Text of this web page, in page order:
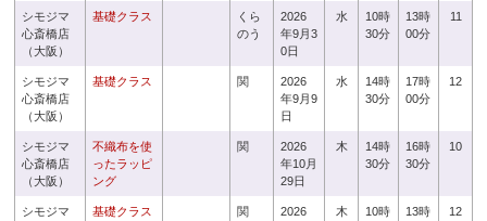
シモジマ
心斎橋店
（大阪）
基礎クラス
くら
のう
2026
年9月3
0日
水
10時
30分
13時
00分
11
シモジマ
心斎橋店
（大阪）
基礎クラス 関
2026
年9月9
日
水
14時
30分
17時
00分
12
シモジマ
心斎橋店
（大阪）
不織布を使
ったラッピ
ング
関
2026
年10月
29日
木
14時
30分
16時
30分
10
シモジマ
基礎クラス 関
2026
木
10時
13時
12